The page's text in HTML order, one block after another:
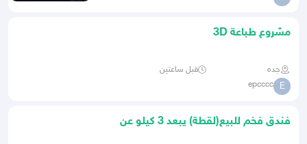
مشروع طباعة 3D
جده قبل ساعتين
E
epcccc
فندق فخم للبيع(لقطة) يبعد 3 كيلو عن